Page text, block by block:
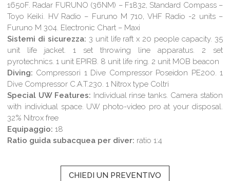
1650F. Radar FURUNO (36NM) – F1832, Standard Compass –
Toyo Keiki. HV Radio – Furuno M 710, VHF Radio -2 units –
Furuno M 304. Electronic Chart – Maxi
Sistemi di sicurezza: 3 unit life raft x 20 people capacity. 35
unit life jacket. 1 set throwing line apparatus. 2 set
pyrotechnics. 1 unit EPIRB. 8 unit life ring. 2 unit MOB beacon
Diving: Compressori 1 Dive Compressor Poseidon PE200. 1
Dive Compressor C.A.T.230. 1 Nitrox type Coltri
Special UW Features: Individual rinse tanks. Camera station
with individual space. UW photo-video pro at your disposal.
32% Nitrox free
Equipaggio: 18
Ratio guida subacquea per diver: ratio 1:4
CHIEDI UN PREVENTIVO